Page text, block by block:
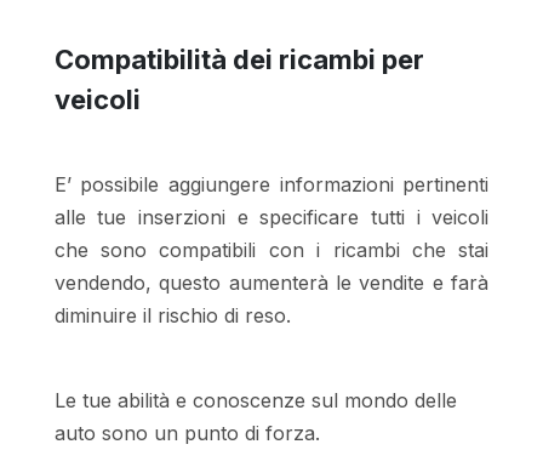
Compatibilità dei ricambi per
veicoli
E’ possibile aggiungere informazioni pertinenti
alle tue inserzioni e specificare tutti i veicoli
che sono compatibili con i ricambi che stai
vendendo, questo aumenterà le vendite e farà
diminuire il rischio di reso.
Le tue abilità e conoscenze sul mondo delle
auto sono un punto di forza.